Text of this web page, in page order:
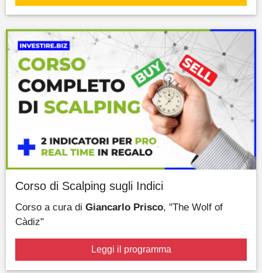
Corso di Scalping sugli Indici
Corso a cura di Giancarlo Prisco, "The Wolf of
Càdiz"
Leggi il programma